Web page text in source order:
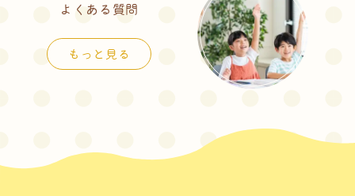
よくある質問
もっと見る